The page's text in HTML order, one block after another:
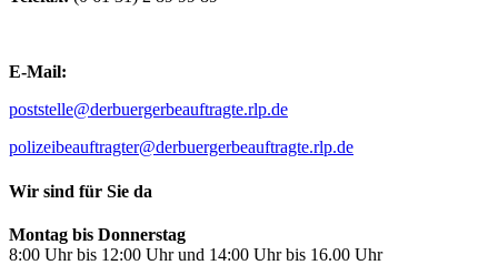
E-Mail:
poststelle@derbuergerbeauftragte.rlp.de
polizeibeauftragter@derbuergerbeauftragte.rlp.de
Wir sind für Sie da
Montag bis Donnerstag
8:00 Uhr bis 12:00 Uhr und 14:00 Uhr bis 16.00 Uhr